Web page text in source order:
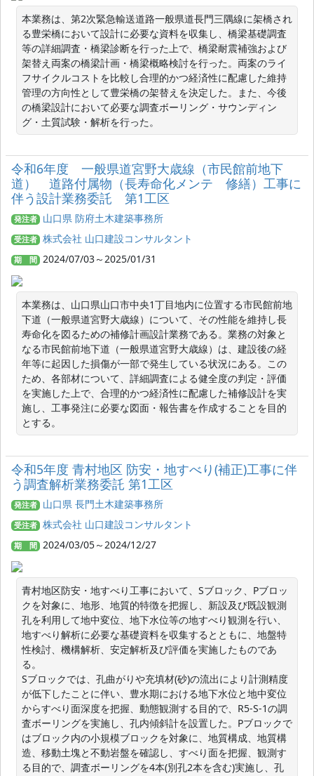
本業務は、第2次緊急輸送道路一般県道長門三隅線に架橋され
る豊栄橋において設計に必要な資料を収集し、橋梁基礎調査
等の詳細調査・橋梁診断を行った上で、橋梁耐震補強および
架替え両案の橋梁計画・橋梁概略検討を行った。両案のライ
フサイクルコストを比較し合理的かつ経済性に配慮した維持
管理の方向性として豊栄橋の架替えを決定した。また、今後
の橋梁設計において必要な調査ボーリング・サウンディン
グ・土質試験・解析を行った。
令和6年度 一般県道宮野大歳線（市民館前地下
道） 道路付属物（長寿命化メンテ 修繕）工事に
伴う設計業務委託 第1工区
発注者 山口県 防府土木建築事務所
受注者 株式会社 山口建設コンサルタント
期 間 2024/07/03～2025/01/31
本業務は、山口県山口市中央1丁目地内に位置する市民館前地
下道（一般県道宮野大歳線）について、その性能を維持し長
寿命化を図るための補修計画設計業務である。業務の対象と
なる市民館前地下道（一般県道宮野大歳線）は、建設後の経
年等に起因した損傷が一部で発生している状況にある。この
ため、各部材について、詳細調査による健全度の判定・評価
を実施した上で、合理的かつ経済性に配慮した補修設計を実
施し、工事発注に必要な図面・報告書を作成することを目的
とする。
令和5年度 青村地区 防安・地すべり(補正)工事に伴
う調査解析業務委託 第1工区
発注者 山口県 長門土木建築事務所
受注者 株式会社 山口建設コンサルタント
期 間 2024/03/05～2024/12/27
青村地区防安・地すべり工事において、Sブロック、Pブロッ
クを対象に、地形、地質的特徴を把握し、新設及び既設観測
孔を利用して地中変位、地下水位等の地すべり観測を行い、
地すべり解析に必要な基礎資料を収集するとともに、地盤特
性検討、機構解析、安定解析及び評価を実施したものであ
る。
Sブロックでは、孔曲がりや充填材(砂)の流出により計測精度
が低下したことに伴い、豊水期における地下水位と地中変位
からすべり面深度を把握、動態観測する目的で、R5-S-1の調
査ボーリングを実施し、孔内傾斜計を設置した。Pブロックで
はブロック内の小規模ブロックを対象に、地質構成、地質構
造、移動土塊と不動岩盤を確認し、すべり面を把握、観測す
る目的で、調査ボーリングを4本(別孔2本を含む)実施し、孔